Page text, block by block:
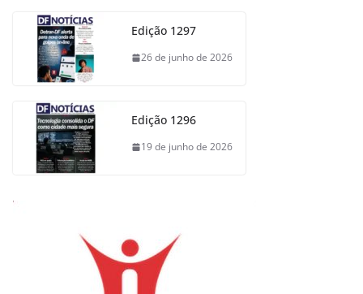
Edição 1297
26 de junho de 2026
Edição 1296
19 de junho de 2026